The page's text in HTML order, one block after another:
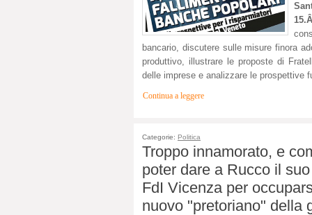
bancario, discutere sulle misure finora
produttivo, illustrare le proposte di
delle imprese e analizzare le prospettive
Continua a leggere
Categorie: Politica
Troppo innamorato, e
poter dare a Rucco il
FdI Vicenza per
nuovo "pretoriano" della